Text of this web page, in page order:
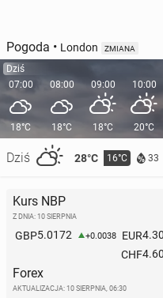
Pogoda • London ZMIANA
Dziś
07:00
18°C
Dziś 28°C 16°C 33
08:00
18°C
09:00
18°C
10:00
20°C
Kurs NBP
Z DNIA: 10 SIERPNIA
GBP5.0172 +0.0038 EUR
CHF
Forex
AKTUALIZACJA: 10 SIERPNIA, 06:30